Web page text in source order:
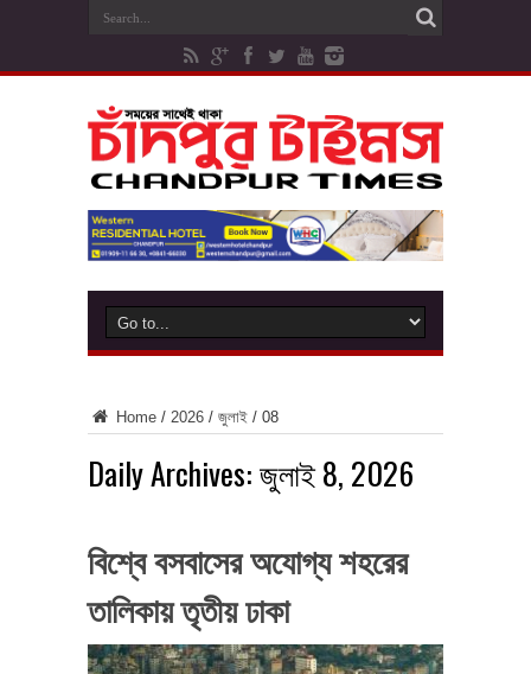
Home / 2026 / জুলাই / 08
Daily Archives:জুলাই 8, 2026
বিশ্বে বসবাসের অযোগ্য শহরের
তালিকায় তৃতীয় ঢাকা